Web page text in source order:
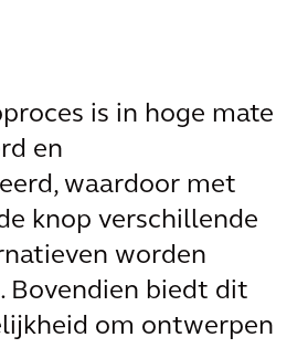
is in hoge mate
en
waardoor met
knop verschillende
worden
Bovendien biedt dit
om ontwerpen